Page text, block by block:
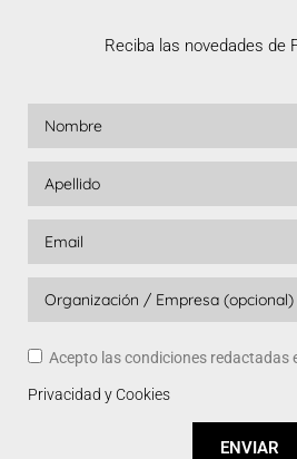
Reciba las novedades de
Acepto las condiciones redactadas
Privacidad y Cookies
ENVIAR